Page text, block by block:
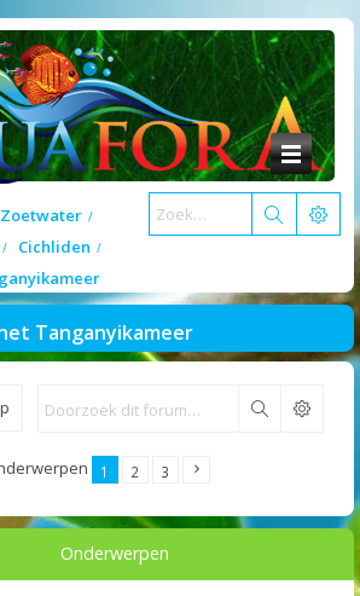
Zoetwater
Cichliden
Tanganyikameer
Zoek
1 2 3
Onderwerpen